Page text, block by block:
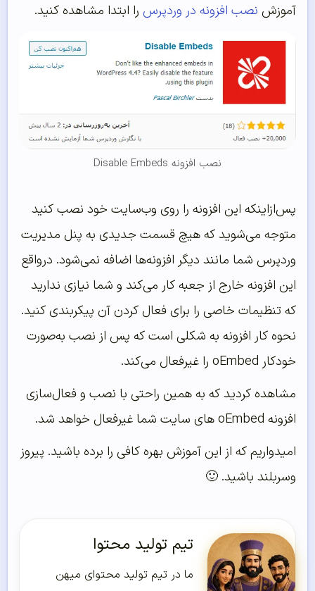
آموزش نصب افزونه در وردپرس را ابتدا مشاهده کنید.
نصب افزونه Disable Embeds
پس‌ازاینکه این افزونه را روی وب‌سایت خود نصب کنید
متوجه می‌شوید که هیچ قسمت جدیدی به پنل مدیریت
وردپرس شما مانند دیگر افزونه‌ها اضافه نمی‌شود. درواقع
این افزونه خارج از جعبه کار می‌کند و شما نیازی ندارید
که تنظیمات خاصی را برای فعال کردن آن پیکربندی کنید.
نحوه کار افزونه به شکلی است که پس از نصب به‌صورت
خودکار oEmbed را غیرفعال می‌کند.
مشاهده کردید که به همین راحتی با نصب و فعال‌سازی
افزونه oEmbed های سایت شما غیرفعال خواهد شد.
امیدواریم که از این آموزش بهره کافی را برده باشید. پیروز
وسربلند باشید. 🙂
تیم تولید محتوا
ما در تیم تولید محتوای میهن